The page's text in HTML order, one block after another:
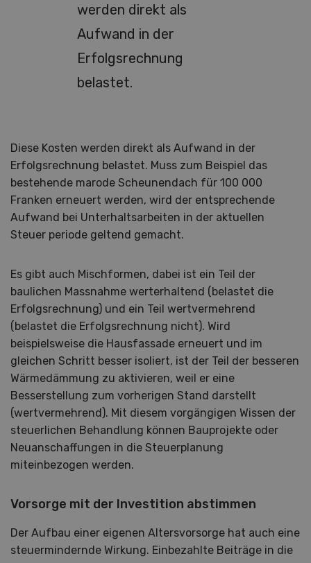
werden direkt als
Aufwand in der
Erfolgsrechnung
belastet.
Diese Kosten werden direkt als Aufwand in der
Erfolgsrechnung belastet. Muss zum Beispiel das
bestehende marode Scheunendach für 100 000
Franken erneuert werden, wird der entsprechende
Aufwand bei Unterhaltsarbeiten in der aktuellen
Steuer periode geltend gemacht.
Es gibt auch Mischformen, dabei ist ein Teil der
baulichen Massnahme werterhaltend (belastet die
Erfolgsrechnung) und ein Teil wertvermehrend
(belastet die Erfolgsrechnung nicht). Wird
beispielsweise die Hausfassade erneuert und im
gleichen Schritt besser isoliert, ist der Teil der besseren
Wärmedämmung zu aktivieren, weil er eine
Besserstellung zum vorherigen Stand darstellt
(wertvermehrend). Mit diesem vorgängigen Wissen der
steuerlichen Behandlung können Bauprojekte oder
Neuanschaffungen in die Steuerplanung
miteinbezogen werden.
Vorsorge mit der Investition abstimmen
Der Aufbau einer eigenen Altersvorsorge hat auch eine
steuermindernde Wirkung. Einbezahlte Beiträge in die